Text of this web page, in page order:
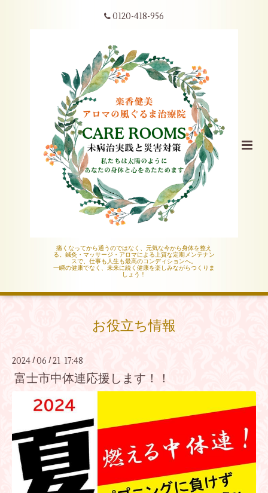
0120-418-956
痛くなってから通うのではなく、元気な今から身体を整え
る。鍼灸・マッサージ・アロマによる上質な定期メンテナン
スで、仕事も人生も最高のコンディションへ。
一瞬の健康でなく、未来に続く健康を楽しみながらつくりま
しょう！
お役立ち情報
2024 /06 /21 17:48
富士市中体連応援します！！